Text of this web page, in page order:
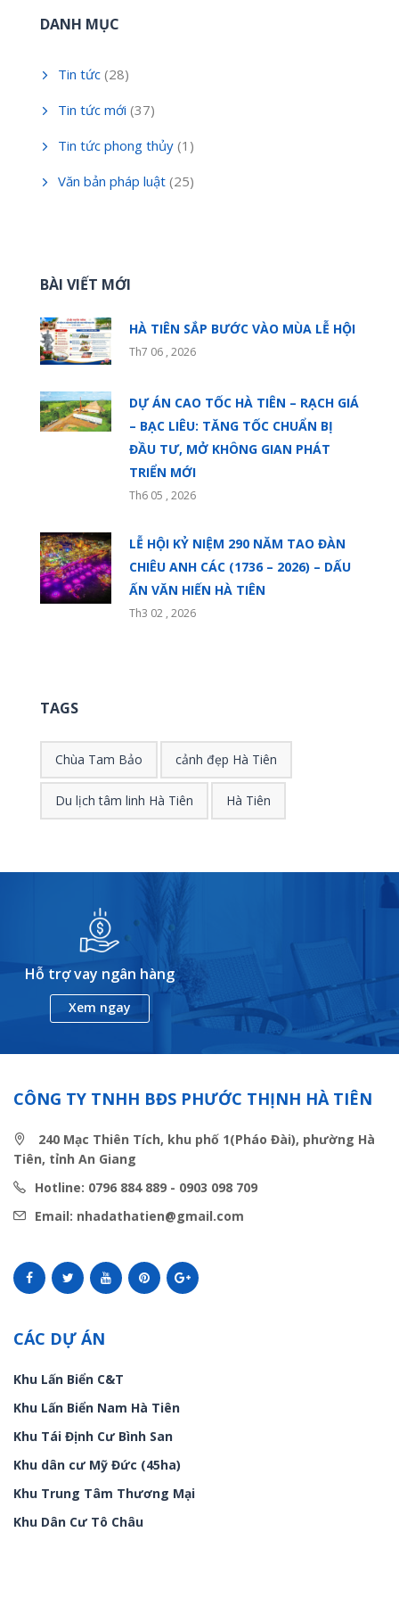
DANH MỤC
Tin tức (28)
Tin tức mới (37)
Tin tức phong thủy (1)
Văn bản pháp luật (25)
BÀI VIẾT MỚI
HÀ TIÊN SẮP BƯỚC VÀO MÙA LỄ HỘI
Th7 06 , 2026
DỰ ÁN CAO TỐC HÀ TIÊN – RẠCH GIÁ
– BẠC LIÊU: TĂNG TỐC CHUẨN BỊ
ĐẦU TƯ, MỞ KHÔNG GIAN PHÁT
TRIỂN MỚI
Th6 05 , 2026
LỄ HỘI KỶ NIỆM 290 NĂM TAO ĐÀN
CHIÊU ANH CÁC (1736 – 2026) – DẤU
ẤN VĂN HIẾN HÀ TIÊN
Th3 02 , 2026
TAGS
Chùa Tam Bảo cảnh đẹp Hà Tiên
Du lịch tâm linh Hà Tiên Hà Tiên
Hỗ trợ vay ngân hàng
Xem ngay
CÔNG TY TNHH BĐS PHƯỚC THỊNH HÀ TIÊN
240 Mạc Thiên Tích, khu phố 1(Pháo Đài), phường Hà
Tiên, tỉnh An Giang
Hotline: 0796 884 889 - 0903 098 709
Email: nhadathatien@gmail.com
CÁC DỰ ÁN
Khu Lấn Biển C&T
Khu Lấn Biển Nam Hà Tiên
Khu Tái Định Cư Bình San
Khu dân cư Mỹ Đức (45ha)
Khu Trung Tâm Thương Mại
Khu Dân Cư Tô Châu